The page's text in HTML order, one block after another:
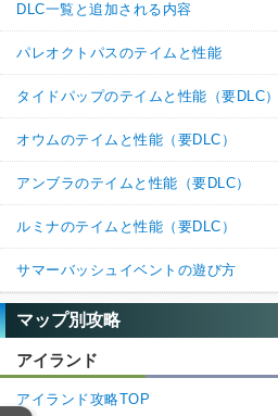
DLC一覧と追加される内容
パレオクトパスのテイムと性能
タイドパップのテイムと性能（要DLC）
オウムのテイムと性能（要DLC）
アンブラのテイムと性能（要DLC）
ルミナのテイムと性能（要DLC）
サマーバッシュイベントの遊び方
マップ別攻略
アイランド
アイランド攻略TOP